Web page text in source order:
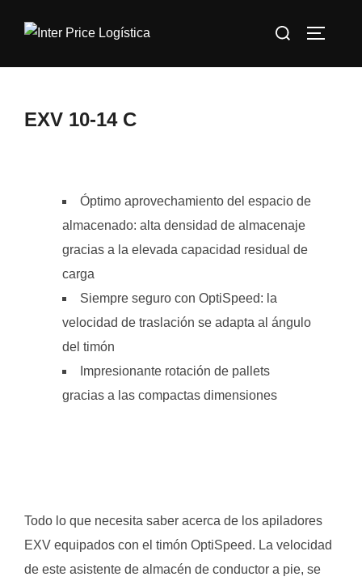
Buscar:
EXV 10-14 C
Óptimo aprovechamiento del espacio de
almacenado: alta densidad de almacenaje
gracias a la elevada capacidad residual de
carga
Siempre seguro con OptiSpeed: la
velocidad de traslación se adapta al ángulo
del timón
Impresionante rotación de pallets
gracias a las compactas dimensiones
Todo lo que necesita saber acerca de los apiladores
EXV equipados con el timón OptiSpeed. La velocidad
de este asistente de almacén de conductor a pie, se